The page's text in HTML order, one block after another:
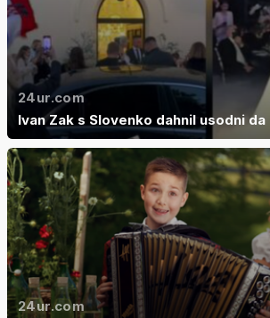
24ur.com
Ivan Zak s Slovenko dahnil usodni da
24ur.com